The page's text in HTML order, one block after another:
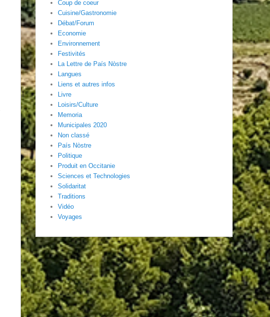
Coup de coeur
Cuisine/Gastronomie
Débat/Forum
Economie
Environnement
Festivités
La Lettre de País Nòstre
Langues
Liens et autres infos
Livre
Loisirs/Culture
Memoria
Municipales 2020
Non classé
País Nòstre
Politique
Produit en Occitanie
Sciences et Technologies
Solidaritat
Traditions
Vidéo
Voyages